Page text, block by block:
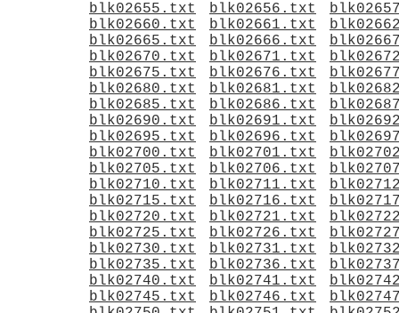
blk02655.txt
blk02656.txt
blk02660.txt
blk02661.txt
blk02665.txt
blk02666.txt
blk02670.txt
blk02671.txt
blk02675.txt
blk02676.txt
blk02680.txt
blk02681.txt
blk02685.txt
blk02686.txt
blk02690.txt
blk02691.txt
blk02695.txt
blk02696.txt
blk02700.txt
blk02701.txt
blk02705.txt
blk02706.txt
blk02710.txt
blk02711.txt
blk02715.txt
blk02716.txt
blk02720.txt
blk02721.txt
blk02725.txt
blk02726.txt
blk02730.txt
blk02731.txt
blk02735.txt
blk02736.txt
blk02740.txt
blk02741.txt
blk02745.txt
blk02746.txt